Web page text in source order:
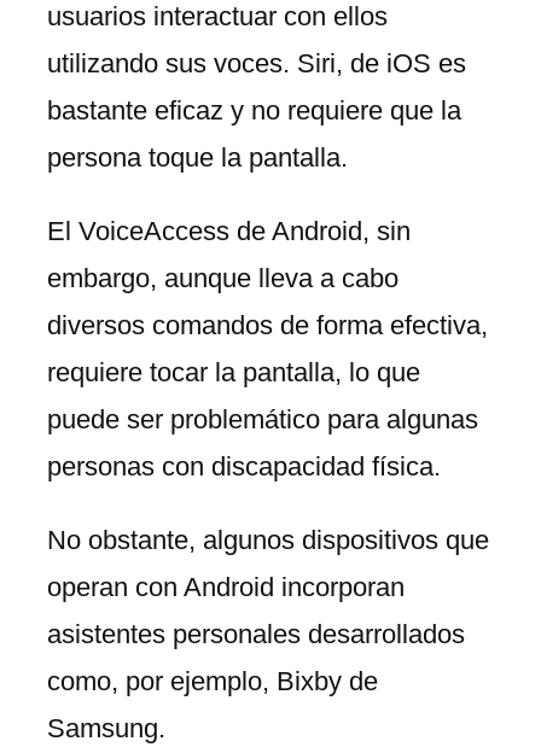
usuarios interactuar con ellos
utilizando sus voces. Siri, de iOS es
bastante eficaz y no requiere que la
persona toque la pantalla.
El VoiceAccess de Android, sin
embargo, aunque lleva a cabo
diversos comandos de forma efectiva,
requiere tocar la pantalla, lo que
puede ser problemático para algunas
personas con discapacidad física.
No obstante, algunos dispositivos que
operan con Android incorporan
asistentes personales desarrollados
como, por ejemplo, Bixby de
Samsung.